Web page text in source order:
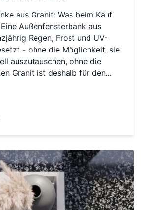
aus Granit: Was beim Kauf
Regen, Frost und UV-
- ohne die Möglichkeit, sie
auszutauschen, ohne die
Granit ist deshalb für den...